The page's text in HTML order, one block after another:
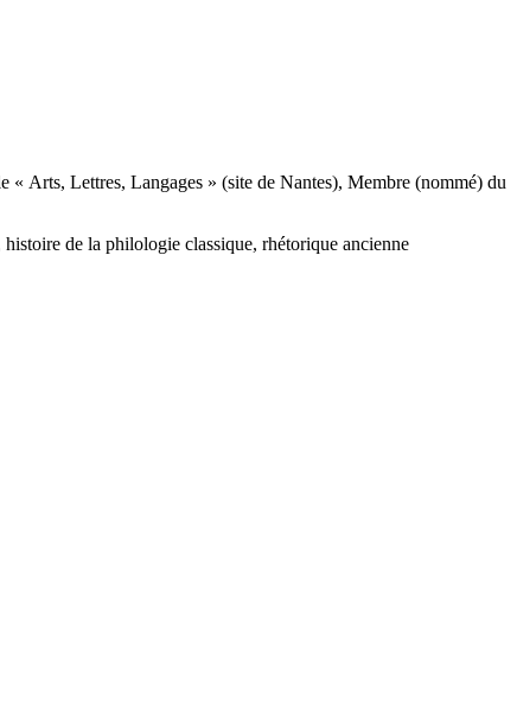
« Arts, Lettres, Langages » (site de Nantes), Membre (nommé) du
de la philologie classique, rhétorique ancienne